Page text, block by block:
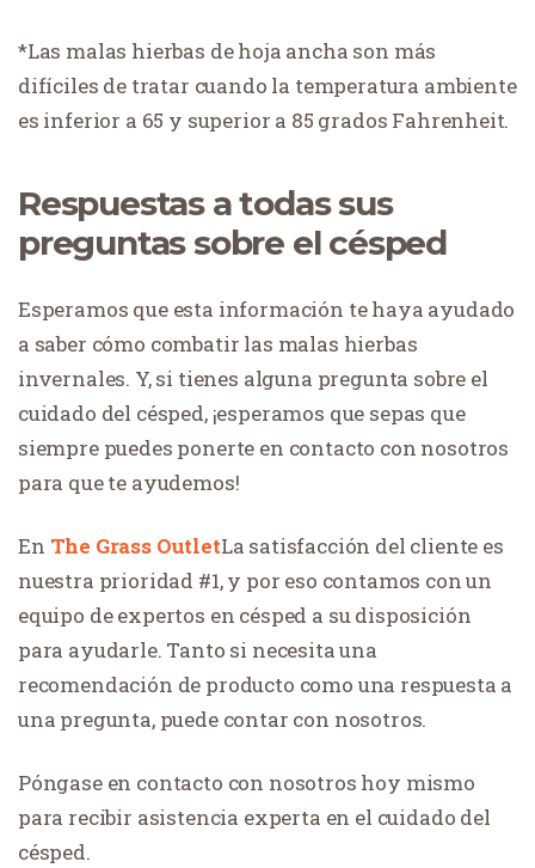
*Las malas hierbas de hoja ancha son más
difíciles de tratar cuando la temperatura ambiente
es inferior a 65 y superior a 85 grados Fahrenheit.
Respuestas a todas sus
preguntas sobre el césped
Esperamos que esta información te haya ayudado
a saber cómo combatir las malas hierbas
invernales. Y, si tienes alguna pregunta sobre el
cuidado del césped, ¡esperamos que sepas que
siempre puedes ponerte en contacto con nosotros
para que te ayudemos!
En The Grass OutletLa satisfacción del cliente es
nuestra prioridad #1, y por eso contamos con un
equipo de expertos en césped a su disposición
para ayudarle. Tanto si necesita una
recomendación de producto como una respuesta a
una pregunta, puede contar con nosotros.
Póngase en contacto con nosotros hoy mismo
para recibir asistencia experta en el cuidado del
césped.